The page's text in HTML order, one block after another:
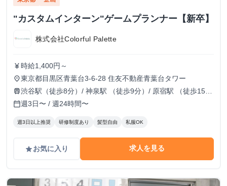
"カスタムインターン"ゲームプランナー【新卒】
株式会社Colorful Palette
currency_yen 時給1,400円～
place東京都目黒区青葉台3-6-28 住友不動産青葉台タワー
train渋谷駅（徒歩8分）/ 神泉駅 （徒歩9分）/ 原宿駅 （徒歩15
分）
calendar_today週3日〜 / 週24時間〜
週3日以上推奨 研修制度あり 髪型自由 私服OK
gradeお気に入り 求人を見る